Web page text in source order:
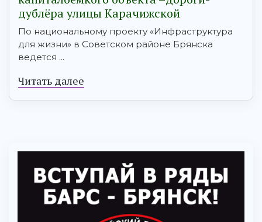
дублёра улицы Карачижской
По национальному проекту «Инфраструктура
для жизни» в Советском районе Брянска
ведется ...
Читать далее